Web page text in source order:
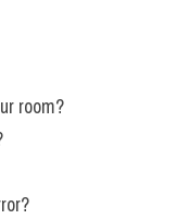
room?